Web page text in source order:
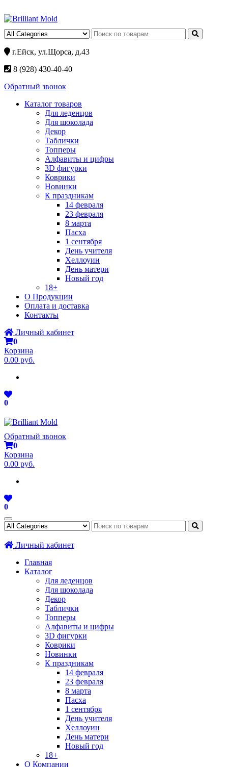
г.Ейск, ул.Щорса, д.43
8 (928) 430-40-40
Обратный звонок
Каталог товаров
Для леденцов
Для шоколада
Декор
Таблички
Топперы
Алфавиты и цифры
3D фигурки
Коврики
Новинки
К праздникам
14 февраля
23 февраля
8 марта
Пасха
1 сентября
День учителя
Хеллоуин
День матери
Новый год
18+
О Продукции
Оплата и доставка
Контакты
Личный кабинет
0
Корзина
0.00 руб.
0
Обратный звонок
0
Корзина
0.00 руб.
0
Личный кабинет
Главная
Каталог
Для леденцов
Для шоколада
Декор
Таблички
Топперы
Алфавиты и цифры
3D фигурки
Коврики
Новинки
К праздникам
14 февраля
23 февраля
8 марта
Пасха
1 сентября
День учителя
Хеллоуин
День матери
Новый год
18+
О Компании